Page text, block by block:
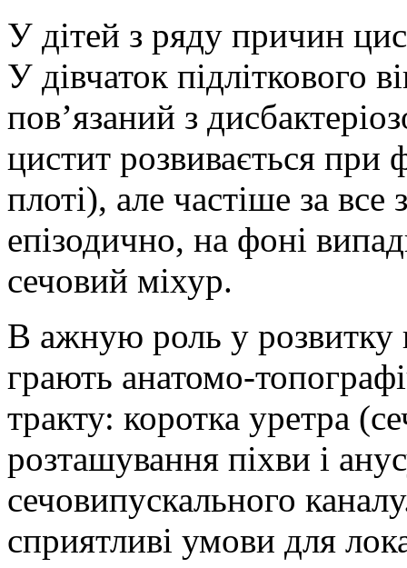
У дітей з ряду причин
У дівчаток підліткового
пов’язаний з
цистит розвивається при
плоті), але частіше за
епізодично, на фоні
сечовий міхур.
В ажную роль у розвитку
грають анатомо-
тракту: коротка уретра
розташування піхви і
сечовипускального
сприятливі умови для